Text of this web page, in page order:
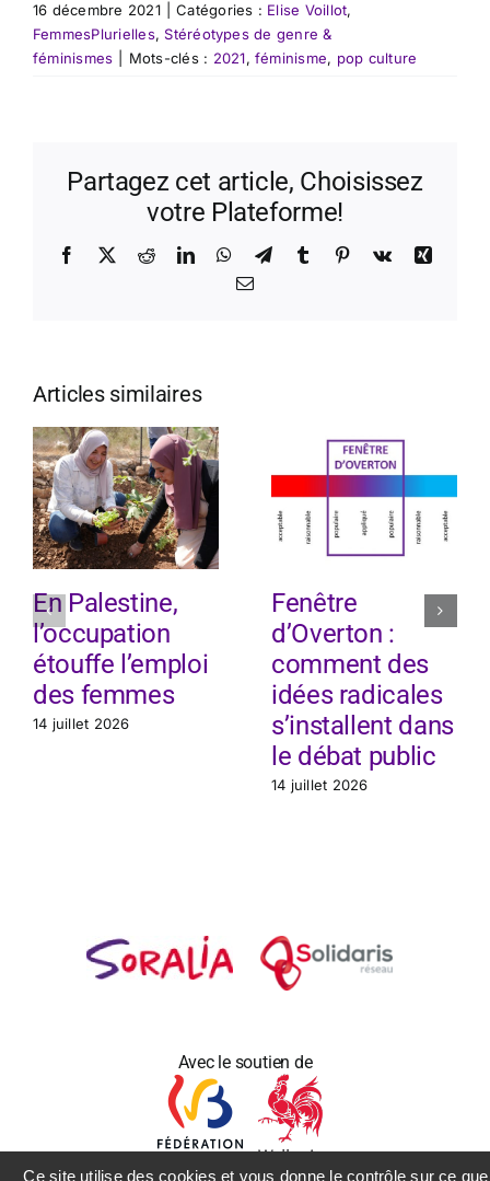
16 décembre 2021 Catégories : Elise Voillot,
FemmesPlurielles,Stéréotypes de genre &
féminismes
Mots-clés : 2021, féminisme, pop culture
Partagez cet article, Choisissez
votre Plateforme!
Facebook
X RedditLinkedInWhatsApp
TelegramTumblr Pinterest
Vk
Xing
Email
Articles similaires
En Palestine,
l’occupation
étouffe l’emploi
des femmes
14 juillet 2026
Fenêtre
d’Overton :
comment des
idées radicales
s’installent dans
le débat public
14 juillet 2026
Avec le soutien de
Ce site utilise des cookies et vous donne le contrôle sur ce que